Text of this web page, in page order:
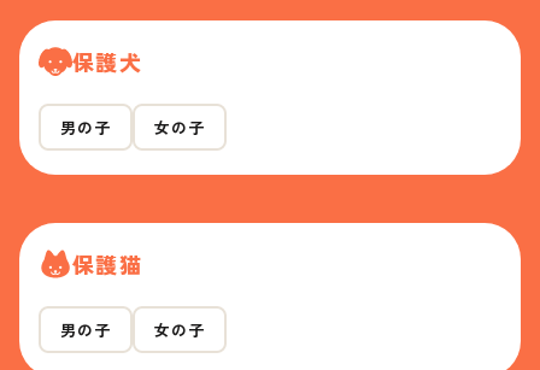
保護犬
男の子 女の子
保護猫
男の子 女の子